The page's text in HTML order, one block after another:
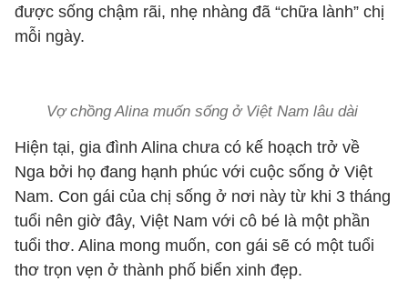
được sống chậm rãi, nhẹ nhàng đã “chữa lành” chị
mỗi ngày.
Vợ chồng Alina muốn sống ở Việt Nam lâu dài
Hiện tại, gia đình Alina chưa có kế hoạch trở về
Nga bởi họ đang hạnh phúc với cuộc sống ở Việt
Nam. Con gái của chị sống ở nơi này từ khi 3 tháng
tuổi nên giờ đây, Việt Nam với cô bé là một phần
tuổi thơ. Alina mong muốn, con gái sẽ có một tuổi
thơ trọn vẹn ở thành phố biển xinh đẹp.